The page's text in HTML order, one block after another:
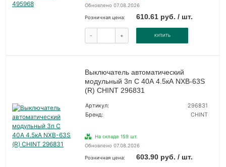
Обновлено 07.08.2026
Розничная цена: 610.61 руб. / шт.
- + КУПИТЬ
Выключатель автоматический
модульный 3п C 40А 4.5кА NXB-63S
(R) CHINT 296831
Артикул:
296831
Бренд:
CHINT
На складе 159 шт.
Обновлено 07.08.2026
Розничная цена: 603.90 руб. / шт.